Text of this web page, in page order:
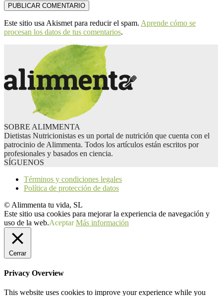
Este sitio usa Akismet para reducir el spam. Aprende cómo se
procesan los datos de tus comentarios.
SOBRE ALIMMENTA
Dietistas Nutricionistas es un portal de nutrición que cuenta con el
patrocinio de Alimmenta. Todos los artículos están escritos por
profesionales y basados en ciencia.
SÍGUENOS
Términos y condiciones legales
Política de protección de datos
© Alimmenta tu vida, SL
Este sitio usa cookies para mejorar la experiencia de navegación y
uso de la web.Aceptar Más información
Cerrar
Privacy Overview
This website uses cookies to improve your experience while you